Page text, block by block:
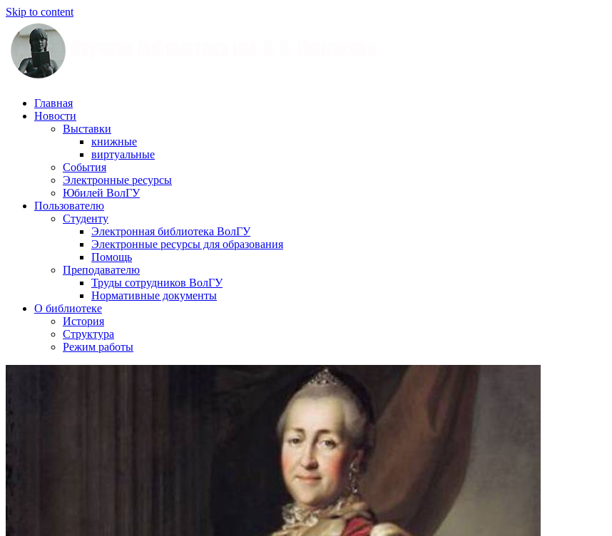
Skip to content
Научная
библиотека
Иншакова
Главная
Новости
Выставки
книжные
виртуальные
События
Электронные ресурсы
Юбилей ВолГУ
Пользователю
Студенту
Электронная библиотека ВолГУ
Электронные ресурсы для образования
Помощь
Преподавателю
Труды сотрудников ВолГУ
Нормативные документы
О библиотеке
История
Структура
Режим работы